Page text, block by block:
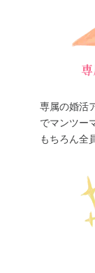
専属の婚活
でマンツー
もちろん全